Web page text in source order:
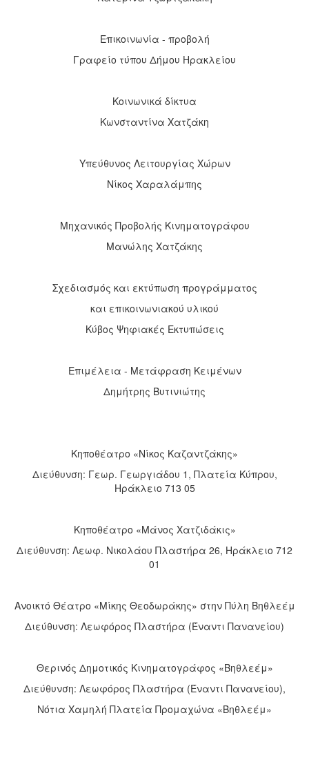
Επικοινωνία - προβολή
Γραφείο τύπου Δήμου Ηρακλείου
Κοινωνικά δίκτυα
Κωνσταντίνα Χατζάκη
Υπεύθυνος Λειτουργίας Χώρων
Νίκος Χαραλάμπης
Μηχανικός Προβολής Κινηματογράφου
Μανώλης Χατζάκης
Σχεδιασμός και εκτύπωση προγράμματος
και επικοινωνιακού υλικού
Κύβος Ψηφιακές Εκτυπώσεις
Επιμέλεια - Μετάφραση Κειμένων
Δημήτρης Βυτινιώτης
Κηποθέατρο «Νίκος Καζαντζάκης»
Διεύθυνση: Γεωρ. Γεωργιάδου 1, Πλατεία Κύπρου,
Ηράκλειο 713 05
Κηποθέατρο «Μάνος Χατζιδάκις»
Διεύθυνση: Λεωφ. Νικολάου Πλαστήρα 26, Ηράκλειο 712
01
Ανοικτό Θέατρο «Μίκης Θεοδωράκης» στην Πύλη Βηθλεέμ
Διεύθυνση: Λεωφόρος Πλαστήρα (Έναντι Πανανείου)
Θερινός Δημοτικός Κινηματογράφος «Βηθλεέμ»
Διεύθυνση: Λεωφόρος Πλαστήρα (Έναντι Πανανείου),
Νότια Χαμηλή Πλατεία Προμαχώνα «Βηθλεέμ»